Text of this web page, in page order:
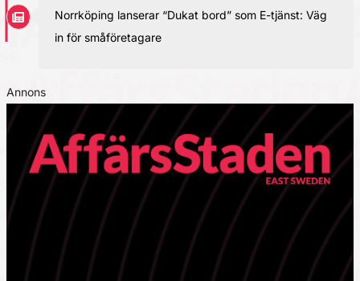
Norrköping lanserar “Dukat bord” som E-tjänst: Väg
in för småföretagare
Annons